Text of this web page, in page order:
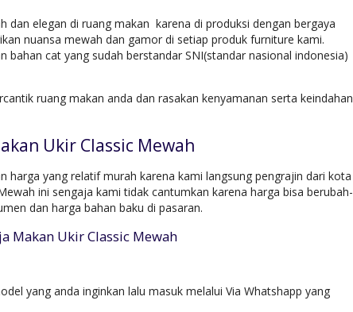
dan elegan di ruang makan karena di produksi dengan bergaya
nuansa mewah dan gamor di setiap produk furniture kami.
bahan cat yang sudah berstandar SNI(standar nasional indonesia)
ruang makan anda dan rasakan kenyamanan serta keindahan
Ukir Classic Mewah
harga yang relatif murah karena kami langsung pengrajin dari kota
ini sengaja kami tidak cantumkan karena harga bisa berubah-
dan harga bahan baku di pasaran.
Makan Ukir Classic Mewah
yang anda inginkan lalu masuk melalui Via Whatshapp yang